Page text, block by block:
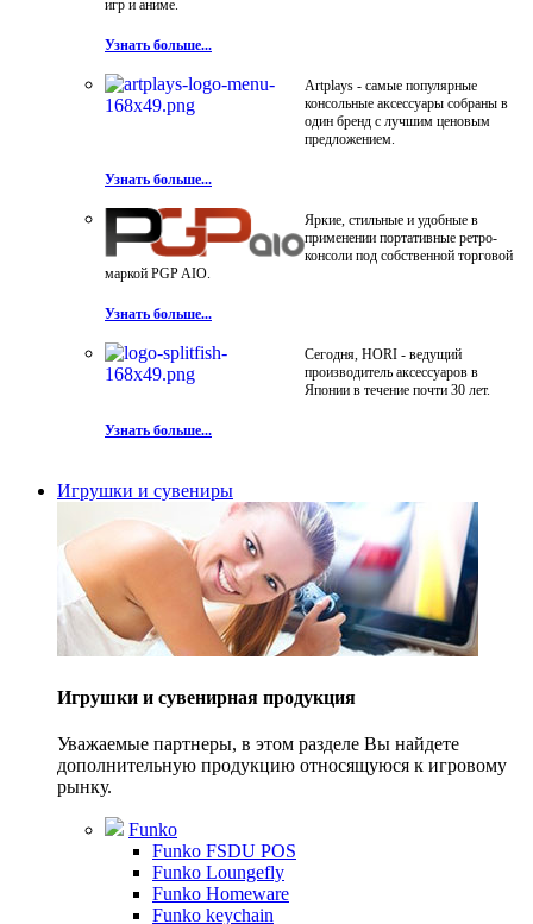
игр и аниме.
Узнать больше...
Artplays - самые популярные
консольные аксессуары собраны в
один бренд с лучшим ценовым
предложением.
Узнать больше...
Яркие, стильные и удобные в
применении портативные ретро-
консоли под собственной торговой
маркой PGP AIO.
Узнать больше...
Сегодня, HORI - ведущий
производитель аксессуаров в
Японии в течение почти 30 лет.
Узнать больше...
Игрушки и сувениры
Игрушки и сувенирная продукция
Уважаемые партнеры, в этом разделе Вы найдете
дополнительную продукцию относящуюся к игровому
рынку.
Funko
Funko FSDU POS
Funko Loungefly
Funko Homeware
Funko keychain